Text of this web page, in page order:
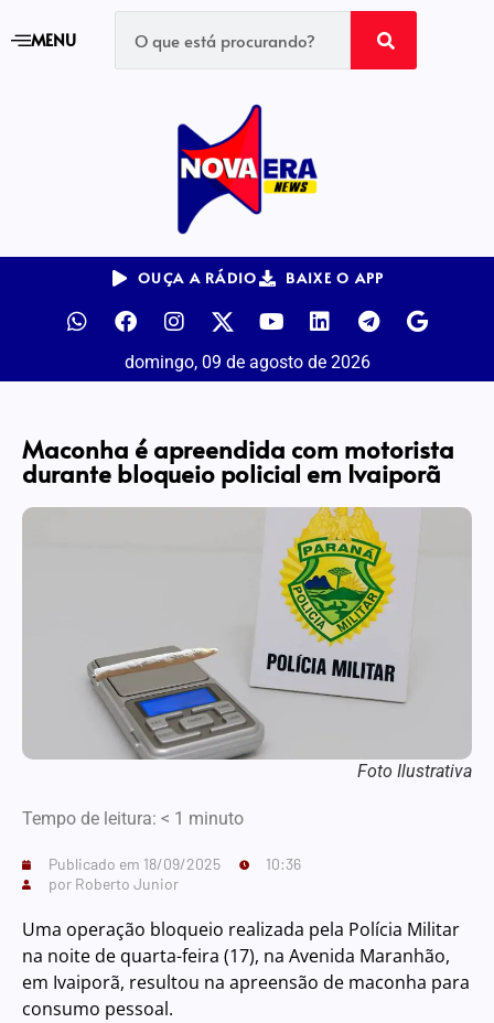
MENU
OUÇA A RÁDIO BAIXE O APP
domingo, 09 de agosto de 2026
Maconha é apreendida com motorista
durante bloqueio policial em Ivaiporã
Foto Ilustrativa
Tempo de leitura: < 1 minuto
Publicado em 18/09/2025
10:36
por Roberto Junior
Uma operação bloqueio realizada pela Polícia Militar
na noite de quarta-feira (17), na Avenida Maranhão,
em Ivaiporã, resultou na apreensão de maconha para
consumo pessoal.